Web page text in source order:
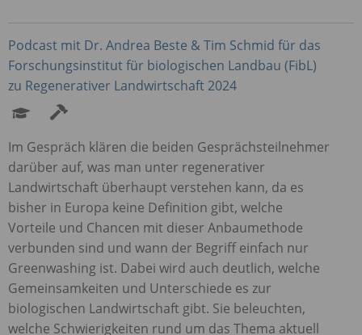
Podcast mit Dr. Andrea Beste & Tim Schmid für das
Forschungsinstitut für biologischen Landbau (FibL)
zu Regenerativer Landwirtschaft 2024
Im Gespräch klären die beiden Gesprächsteilnehmer
darüber auf, was man unter regenerativer
Landwirtschaft überhaupt verstehen kann, da es
bisher in Europa keine Definition gibt, welche
Vorteile und Chancen mit dieser Anbaumethode
verbunden sind und wann der Begriff einfach nur
Greenwashing ist. Dabei wird auch deutlich, welche
Gemeinsamkeiten und Unterschiede es zur
biologischen Landwirtschaft gibt. Sie beleuchten,
welche Schwierigkeiten rund um das Thema aktuell